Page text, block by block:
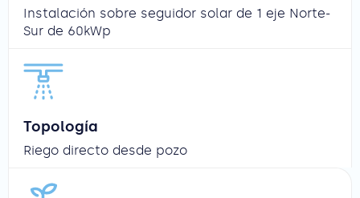
Instalación sobre seguidor solar de 1 eje Norte-
Sur de 60kWp
Topología
Riego directo desde pozo